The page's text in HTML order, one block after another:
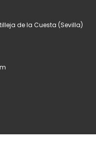
de la Cuesta (Sevilla)